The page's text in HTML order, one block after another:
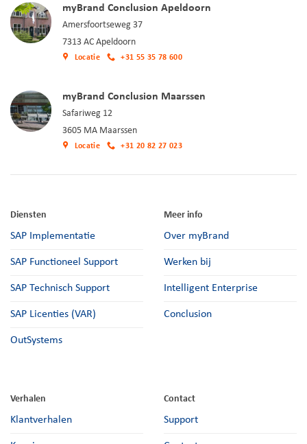
myBrand Conclusion Apeldoorn
Amersfoortseweg 37
7313 AC Apeldoorn
Locatie +31 55 35 78 600
myBrand Conclusion Maarssen
Safariweg 12
3605 MA Maarssen
Locatie +31 20 82 27 023
Diensten
SAP Implementatie
SAP Functioneel Support
SAP Technisch Support
SAP Licenties (VAR)
OutSystems
Meer info
Over myBrand
Werken bij
Intelligent Enterprise
Conclusion
Verhalen
Klantverhalen
Contact
Support